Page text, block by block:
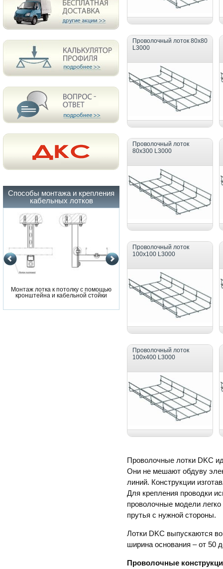
Проволочный лоток 80х80
L3000
Проволочный лоток
80х300 L3000
Проволочный лоток
100х100 L3000
Проволочный лоток
100х400 L3000
Проволочные лотки DKC
Они не мешают обдуву
линий. Конструкции
Для крепления проводки
проволочные модели
прутья с нужной стороны.
Лотки DKC выпускаются
ширина основания – от 50
Проволочные
Способы монтажа и крепления
кабельных лотков
Монтаж лотка к потолку с помощью
кронштейна и кабельной стойки
Монтаж лотка к потолку с
кронштейна и кабельной стойки